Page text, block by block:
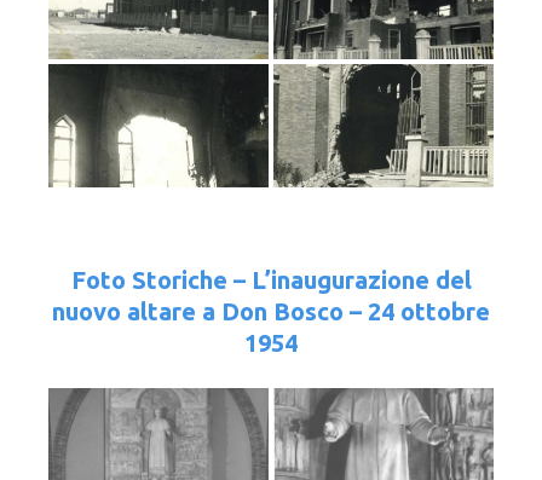
Foto Storiche – L’inaugurazione del
nuovo altare a Don Bosco – 24 ottobre
1954